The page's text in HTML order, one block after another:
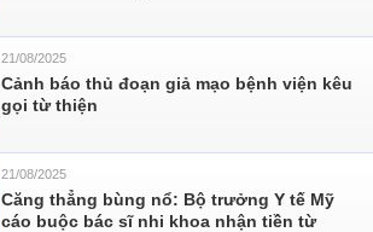
21/08/2025
Cảnh báo thủ đoạn giả mạo bệnh viện kêu
gọi từ thiện
21/08/2025
Căng thẳng bùng nổ: Bộ trưởng Y tế Mỹ
cáo buộc bác sĩ nhi khoa nhận tiền từ